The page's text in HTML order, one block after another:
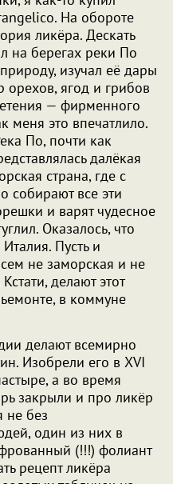
На обороте
ликёра. Дескать
на берегах реки По
изучал её дары
ягод и грибов
— фирменного
меня это впечатлило.
По, почти как
далёкая
страна, где с
собирают все эти
и варят чудесное
Оказалось, что
Пусть и
не заморская и не
делают этот
в коммуне
делают всемирно
Изобрели его в XVI
а во время
закрыли и про ликёр
не без
один из них в
(!!!) фолиант
рецепт ликёра